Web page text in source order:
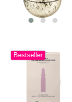
Bestseller